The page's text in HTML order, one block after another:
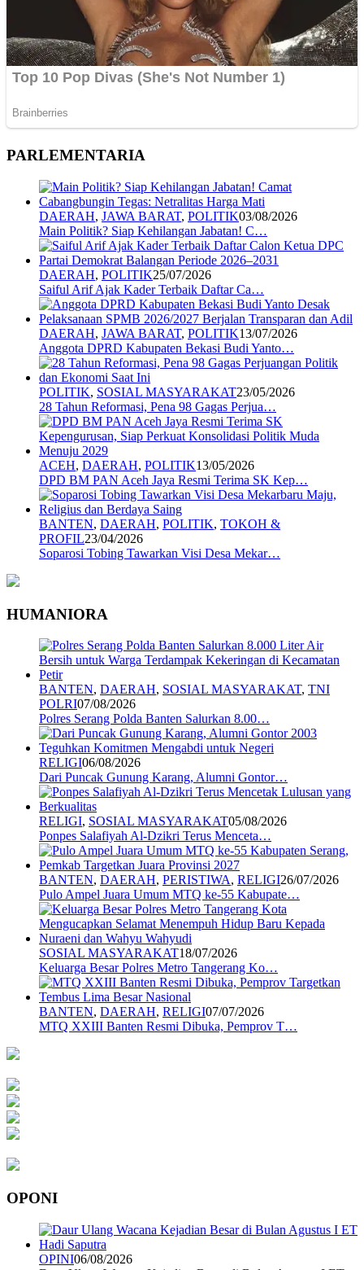
PARLEMENTARIA
DAERAH, JAWA BARAT, POLITIK03/08/2026
Main Politik? Siap Kehilangan Jabatan! C…
DAERAH, POLITIK25/07/2026
Saiful Arif Ajak Kader Terbaik Daftar Ca…
DAERAH, JAWA BARAT, POLITIK13/07/2026
Anggota DPRD Kabupaten Bekasi Budi Yanto…
POLITIK, SOSIAL MASYARAKAT23/05/2026
28 Tahun Reformasi, Pena 98 Gagas Perjua…
ACEH, DAERAH, POLITIK13/05/2026
DPD BM PAN Aceh Jaya Resmi Terima SK Kep…
BANTEN, DAERAH, POLITIK, TOKOH &
PROFIL23/04/2026
Soparosi Tobing Tawarkan Visi Desa Mekar…
HUMANIORA
BANTEN, DAERAH, SOSIAL MASYARAKAT, TNI
POLRI07/08/2026
Polres Serang Polda Banten Salurkan 8.00…
RELIGI06/08/2026
Dari Puncak Gunung Karang, Alumni Gontor…
RELIGI, SOSIAL MASYARAKAT05/08/2026
Ponpes Salafiyah Al-Dzikri Terus Menceta…
BANTEN, DAERAH, PERISTIWA, RELIGI26/07/2026
Pulo Ampel Juara Umum MTQ ke-55 Kabupate…
SOSIAL MASYARAKAT18/07/2026
Keluarga Besar Polres Metro Tangerang Ko…
BANTEN, DAERAH, RELIGI07/07/2026
MTQ XXIII Banten Resmi Dibuka, Pemprov T…
OPONI
OPINI06/08/2026